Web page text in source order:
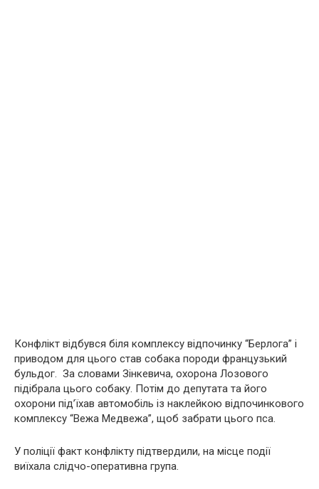
Конфлікт відбувся біля комплексу відпочинку “Берлога” і
приводом для цього став собака породи французький
бульдог. За словами Зінкевича, охорона Лозового
підібрала цього собаку. Потім до депутата та його
охорони під’їхав автомобіль із наклейкою відпочинкового
комплексу “Вежа Медвежа”, щоб забрати цього пса.
У поліції факт конфлікту підтвердили, на місце події
виїхала слідчо-оперативна група.